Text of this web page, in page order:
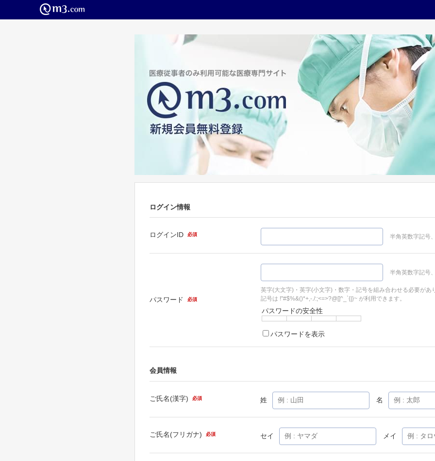
ログイン情報
ログインID 必須 半角英数字記号
パスワード 必須
半角英数字記号
英字(大文字)・英字(小文字)・数字・記号を組み合わせる必要があ
記号は !"#$%&()*+,-./:;<=>?@[]^_`{|}~ が利用できます。
パスワードの安全性
パスワードを表示
会員情報
ご氏名(漢字) 必須 姓 名
ご氏名(フリガナ) 必須 セイ メイ